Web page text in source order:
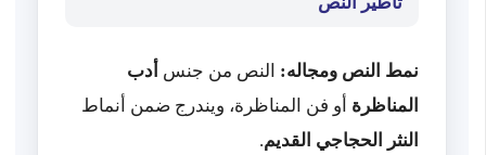
نمط النص ومجاله: النص من جنس أدب
المناظرة أو فن المناظرة، ويندرج ضمن أنماط
النثر الحجاجي القديم.